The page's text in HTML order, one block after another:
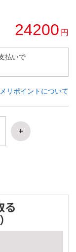
24200 円
払いで
リポイントについて
る